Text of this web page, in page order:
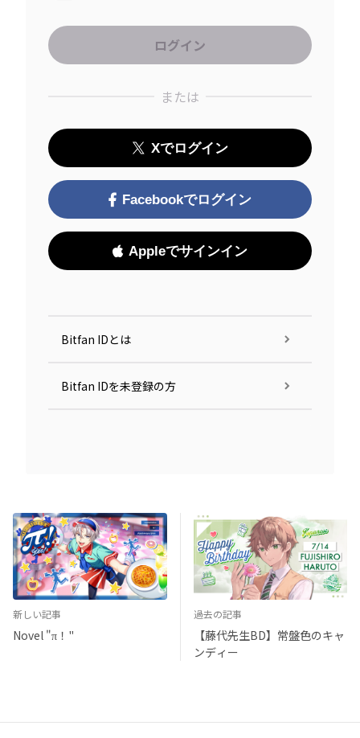
または
Xでログイン
Facebookでログイン
Appleでサインイン
Bitfan IDとは
Bitfan IDを未登録の方
新しい記事
Novel "π！"
過去の記事
【藤代先生BD】常盤色のキャ
ンディー